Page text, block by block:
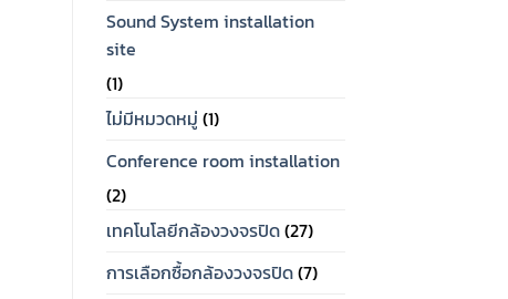
Sound System installation
site
(1)
ไม่มีหมวดหมู่ (1)
Conference room installation
(2)
เทคโนโลยีกล้องวงจรปิด(27)
การเลือกซื้อกล้องวงจรปิด(7)